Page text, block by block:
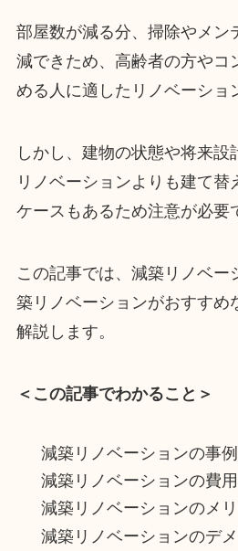
部屋数が減る分、掃除やメン
減できため、高齢者の方やコ
める人に適したリノベーショ
しかし、建物の状態や将来設
リノベーションよりも建て替
ケースもあるため注意が必要
この記事では、減築リノベー
築リノベーションがおすすめ
解説します。
＜この記事でわかること＞
減築リノベーションの事例
減築リノベーションの費用
減築リノベーションのメ
減築リノベーションのデ